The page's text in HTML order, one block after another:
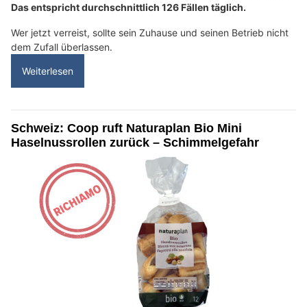
Das entspricht durchschnittlich 126 Fällen täglich.
Wer jetzt verreist, sollte sein Zuhause und seinen Betrieb nicht
dem Zufall überlassen.
Weiterlesen
Schweiz: Coop ruft Naturaplan Bio Mini
Haselnussrollen zurück – Schimmelgefahr